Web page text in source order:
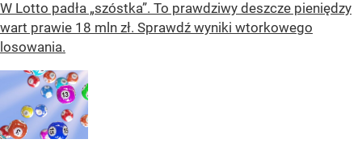
W Lotto padła „szóstka”. To prawdziwy deszcze pieniędzy
wart prawie 18 mln zł. Sprawdź wyniki wtorkowego
losowania.